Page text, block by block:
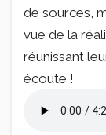
de sources,
vue de la
réunissant
écoute !